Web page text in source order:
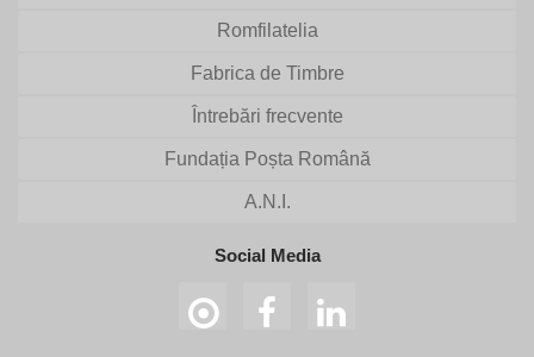
Romfilatelia
Fabrica de Timbre
Întrebări frecvente
Fundația Poșta Română
A.N.I.
Social Media